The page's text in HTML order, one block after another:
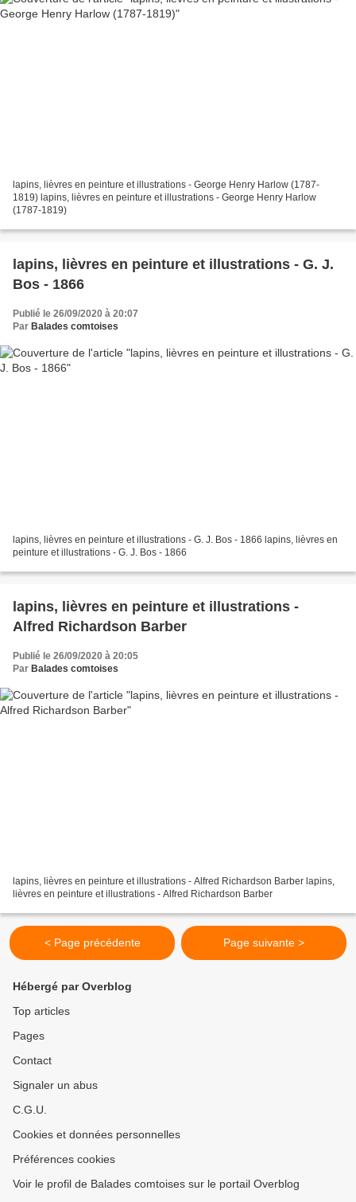
lapins, lièvres en peinture et illustrations - George Henry Harlow (1787-
1819) lapins, lièvres en peinture et illustrations - George Henry Harlow
(1787-1819)
lapins, lièvres en peinture et illustrations - G. J.
Bos - 1866
Publié le 26/09/2020 à 20:07
Par Balades comtoises
lapins, lièvres en peinture et illustrations - G. J. Bos - 1866 lapins, lièvres en
peinture et illustrations - G. J. Bos - 1866
lapins, lièvres en peinture et illustrations -
Alfred Richardson Barber
Publié le 26/09/2020 à 20:05
Par Balades comtoises
lapins, lièvres en peinture et illustrations - Alfred Richardson Barber lapins,
lièvres en peinture et illustrations - Alfred Richardson Barber
< Page précédente Page suivante >
Hébergé par Overblog
Top articles
Pages
Contact
Signaler un abus
C.G.U.
Cookies et données personnelles
Préférences cookies
Voir le profil de Balades comtoises sur le portail Overblog